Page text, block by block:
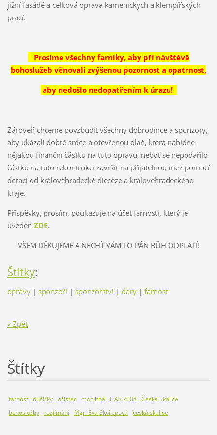
jižní fasádě a celková oprava kamenických a klempířských
prací.
Prosíme všechny farníky, aby při návštěvě
bohoslužeb věnovali zvýšenou pozornost a opatrnost,
aby nedošlo nedopatřením k úrazu!
Zároveň chceme povzbudit všechny dobrodince a sponzory,
aby ukázali dobré srdce a otevřenou dlaň, která nabídne
nějakou finanční částku na tuto opravu, neboť se nepodařilo
částku na tuto rekontrukci završit na přijatelnou mez pomocí
dotací od královéhradecké diecéze a královéhradeckého
kraje.
Příspěvky, prosím, poukazuje na účet farnosti, který je
uveden ZDE.
VŠEM DĚKUJEME A NECHŤ VÁM TO PÁN BŮH ODPLATÍ!
Štítky:
opravy | sponzoři | sponzorství | dary | farnost
« Zpět
Štítky
farnost dušičky očistec modlitba IFAS 2008 Česká Skalice
bohoslužby
rozjímání Mgr. Eva Skořepová česká skalice